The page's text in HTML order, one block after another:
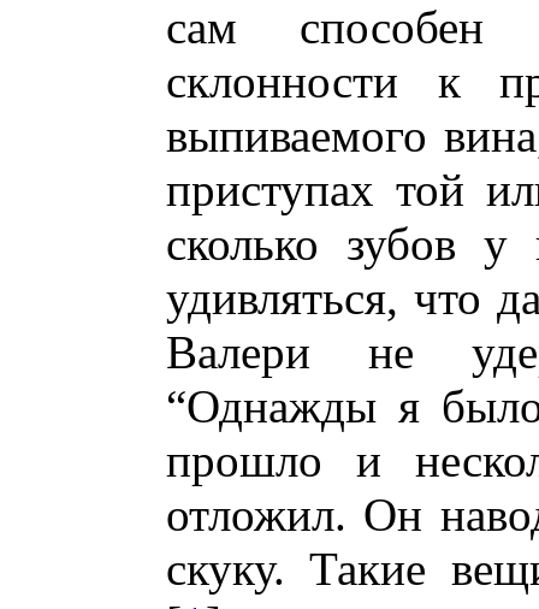
сам способен
склонности к
выпиваемого
приступах той
сколько зубов у
удивляться, что
Валери не
“Однажды я
прошло и
отложил. Он
скуку. Такие